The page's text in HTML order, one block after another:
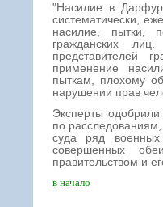
"Насилие в
систематически,
насилие, пытки,
гражданских
представителей
применение
пыткам, плохому
нарушении прав
Эксперты
по
суда ряд военных
совершенных
правительством и
в начало